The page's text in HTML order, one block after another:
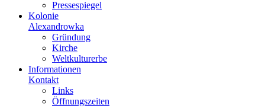
Pressespiegel
Kolonie
Alexandrowka
Gründung
Kirche
Weltkulturerbe
Informationen
Kontakt
Links
Öffnungszeiten